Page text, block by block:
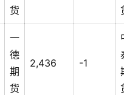
货
一
德
期
货
2,436 -1